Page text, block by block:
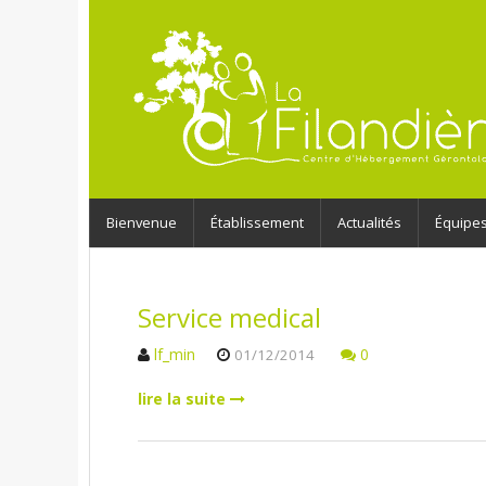
Bienvenue Établissement Actualités Équipes
Service medical
lf_min 01/12/2014 0
lire la suite